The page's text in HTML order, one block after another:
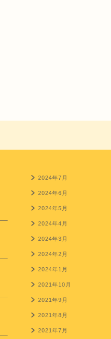
2024年7月
2024年6月
2024年5月
2024年4月
2024年3月
2024年2月
2024年1月
2021年10月
2021年9月
2021年8月
2021年7月